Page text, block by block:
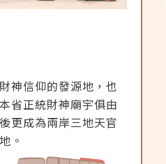
神信仰的發源地，也
省正統財神廟宇俱由
更成為兩岸三地天官
。